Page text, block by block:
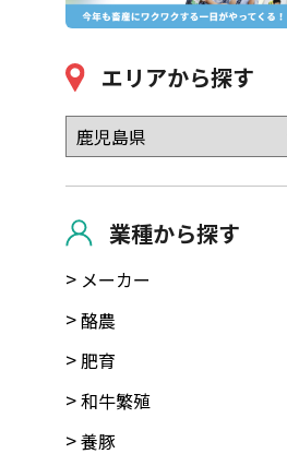
エリアから探す
業種から探す
メーカー
酪農
肥育
和牛繁殖
養豚